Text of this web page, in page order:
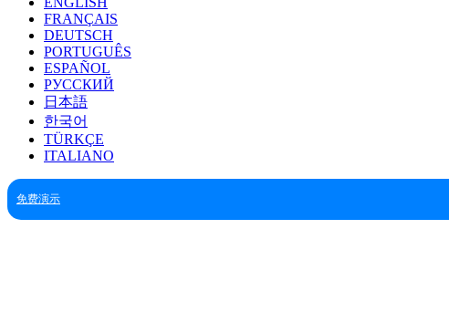
FRANÇAIS
DEUTSCH
PORTUGUÊS
ESPAÑOL
РУССКИЙ
日本語
한국어
TÜRKÇE
ITALIANO
免费演示